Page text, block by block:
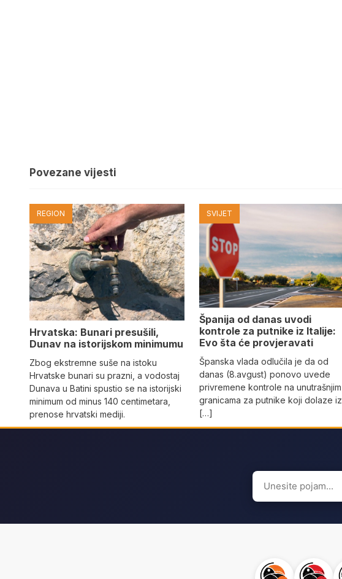
Povezane vijesti
REGION
Hrvatska: Bunari presušili,
Dunav na istorijskom minimumu
Zbog ekstremne suše na istoku
Hrvatske bunari su prazni, a vodostaj
Dunava u Batini spustio se na istorijski
minimum od minus 140 centimetara,
prenose hrvatski mediji.
SVIJET
Španija od danas uvodi
kontrole za putnike iz Italije:
Evo šta će provjeravati
Španska vlada odlučila je da od
danas (8.avgust) ponovo uvede
privremene kontrole na unutrašnjim
granicama za putnike koji dolaze iz
[…]
Search
for: